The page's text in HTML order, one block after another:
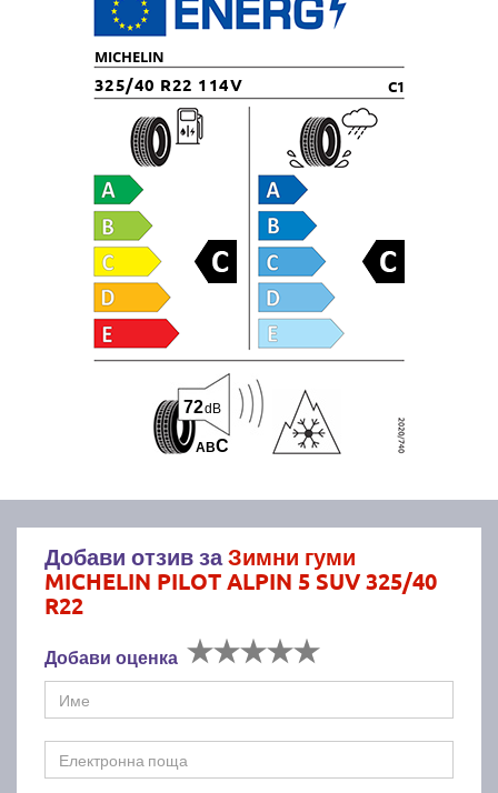
MICHELIN
325/40 R22 114V C1
ABC
72dB
Добави отзив заЗимни гуми
MICHELIN PILOT ALPIN 5 SUV 325/40
R22
Добави оценка